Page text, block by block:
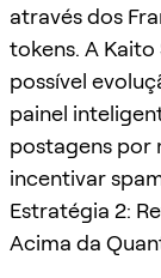
através dos
tokens. A
possível
painel
postagens por
incentivar
Estratégia 2:
Acima da